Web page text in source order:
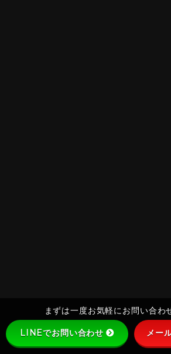
まずは一度お気軽にお問い合わ
LINEでお問い合わせ メー